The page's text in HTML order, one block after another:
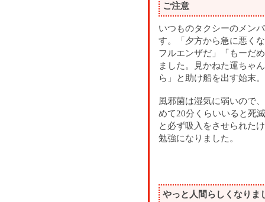
ご注意
いつものタクシーのメン
す。「夕方から急に悪く
フルエンザだ」「もーだ
ました。見かねた運ちゃ
ら」と助け船を出す始末
風邪菌は湿気に弱いので
めて20分くらいいると死
と必ず吸入をさせられた
勉強になりました。
やっと人間らしくなりま